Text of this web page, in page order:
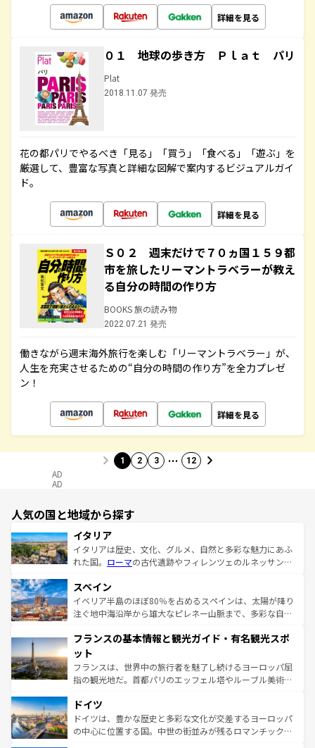
詳細を見る
０１ 地球の歩き方 Ｐｌａｔ パリ
Plat
2018.11.07 発売
花の都パリでやるべき「見る」「買う」「食べる」「遊ぶ」を
厳選して、豊富な写真と詳細な図解で案内するビジュアルガイ
ド。
詳細を見る
Ｓ０２ 週末だけで７０ヵ国１５９都
市を旅したリーマントラベラーが教え
る自分の時間の作り方
BOOKS 旅の読み物
2022.07.21 発売
働きながら週末海外旅行を楽しむ「リーマントラベラー」が、
人生を充実させるための“自分の時間の作り方”を全力プレゼ
ン！
詳細を見る
1 2 3 … 12
AD
AD
人気の国と地域から探す
イタリア
イタリアは歴史、文化、グルメ、自然と多彩な魅力にあふ
れた国。 ローマの古代遺跡やフィレンツェのルネッサンス
ろん、トスカーナの美しい田園風景やアマルフィ海岸の絶
景など、自然景観も見逃せない。観光の合間には、本場の
ピザやパスタなど、絶品のイタリア料理を堪能することも
ませてくれるイタリアで、忘れられない旅をしてみよう！
なお、新着のイタリア情報は
しい。
スペイン
イベリア半島のほぼ80％を占めるスペインは、太陽が降り
注ぐ地中海沿岸から雄大なピレネー山脈まで、多彩な自然
文化が根付くこの国では、情熱的なフラメンコ、熱気あふ
れる闘牛、そして美味しいタパスが生活の一部となってい
る。首都マドリードの洗練された雰囲気や、バルセロナの
アートに溢れた街角から、地方では古代ローマ遺跡や中世
せる。地方によって風土や気候が異なるスペインはその個
性で訪れる人を魅了する。 なお、新着のスペイン情報は コ
ンテンツ一覧を参照してほしい。
フランスの基本情報と観光ガイド・有名観光スポ
ット
フランスは、世界中の旅行者を魅了し続けるヨーロッパ屈
指の観光地だ。首都パリのエッフェル塔やルーブル美術館
で、幅広い魅力が詰まっている。華麗な宮殿、歴史的な大
聖堂、美しいビーチ、そして豊かな自然が、訪れる者を心
から魅了する。また、フランスは美食の国としても知ら
ドイツ
ドイツは、豊かな歴史と多彩な文化が交差するヨーロッパ
の中心に位置する国。中世の街並みが残るロマンチック街